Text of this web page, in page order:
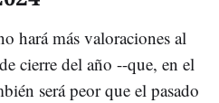
hará más valoraciones al
cierre del año --que, en el
será peor que el pasado